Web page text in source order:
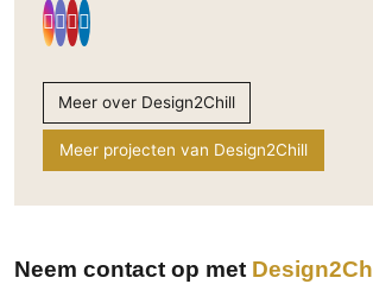
Mirror TV
Overig
Meer over Design2Chill
Meer projecten van Design2Chill
Neem contact op met